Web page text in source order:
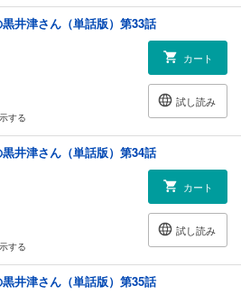
井津さん（単話版）第33話
カート
試し読み
する
井津さん（単話版）第34話
カート
試し読み
する
井津さん（単話版）第35話